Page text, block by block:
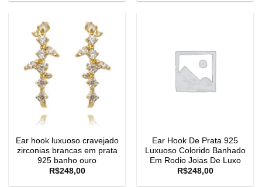
Ear hook luxuoso cravejado
zirconias brancas em prata
925 banho ouro
R$248,00
Ear Hook De Prata 925
Luxuoso Colorido Banhado
Em Rodio Joias De Luxo
R$248,00